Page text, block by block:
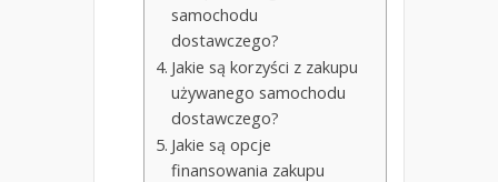
samochodu
dostawczego?
Jakie są korzyści z zakupu
używanego samochodu
dostawczego?
Jakie są opcje
finansowania zakupu